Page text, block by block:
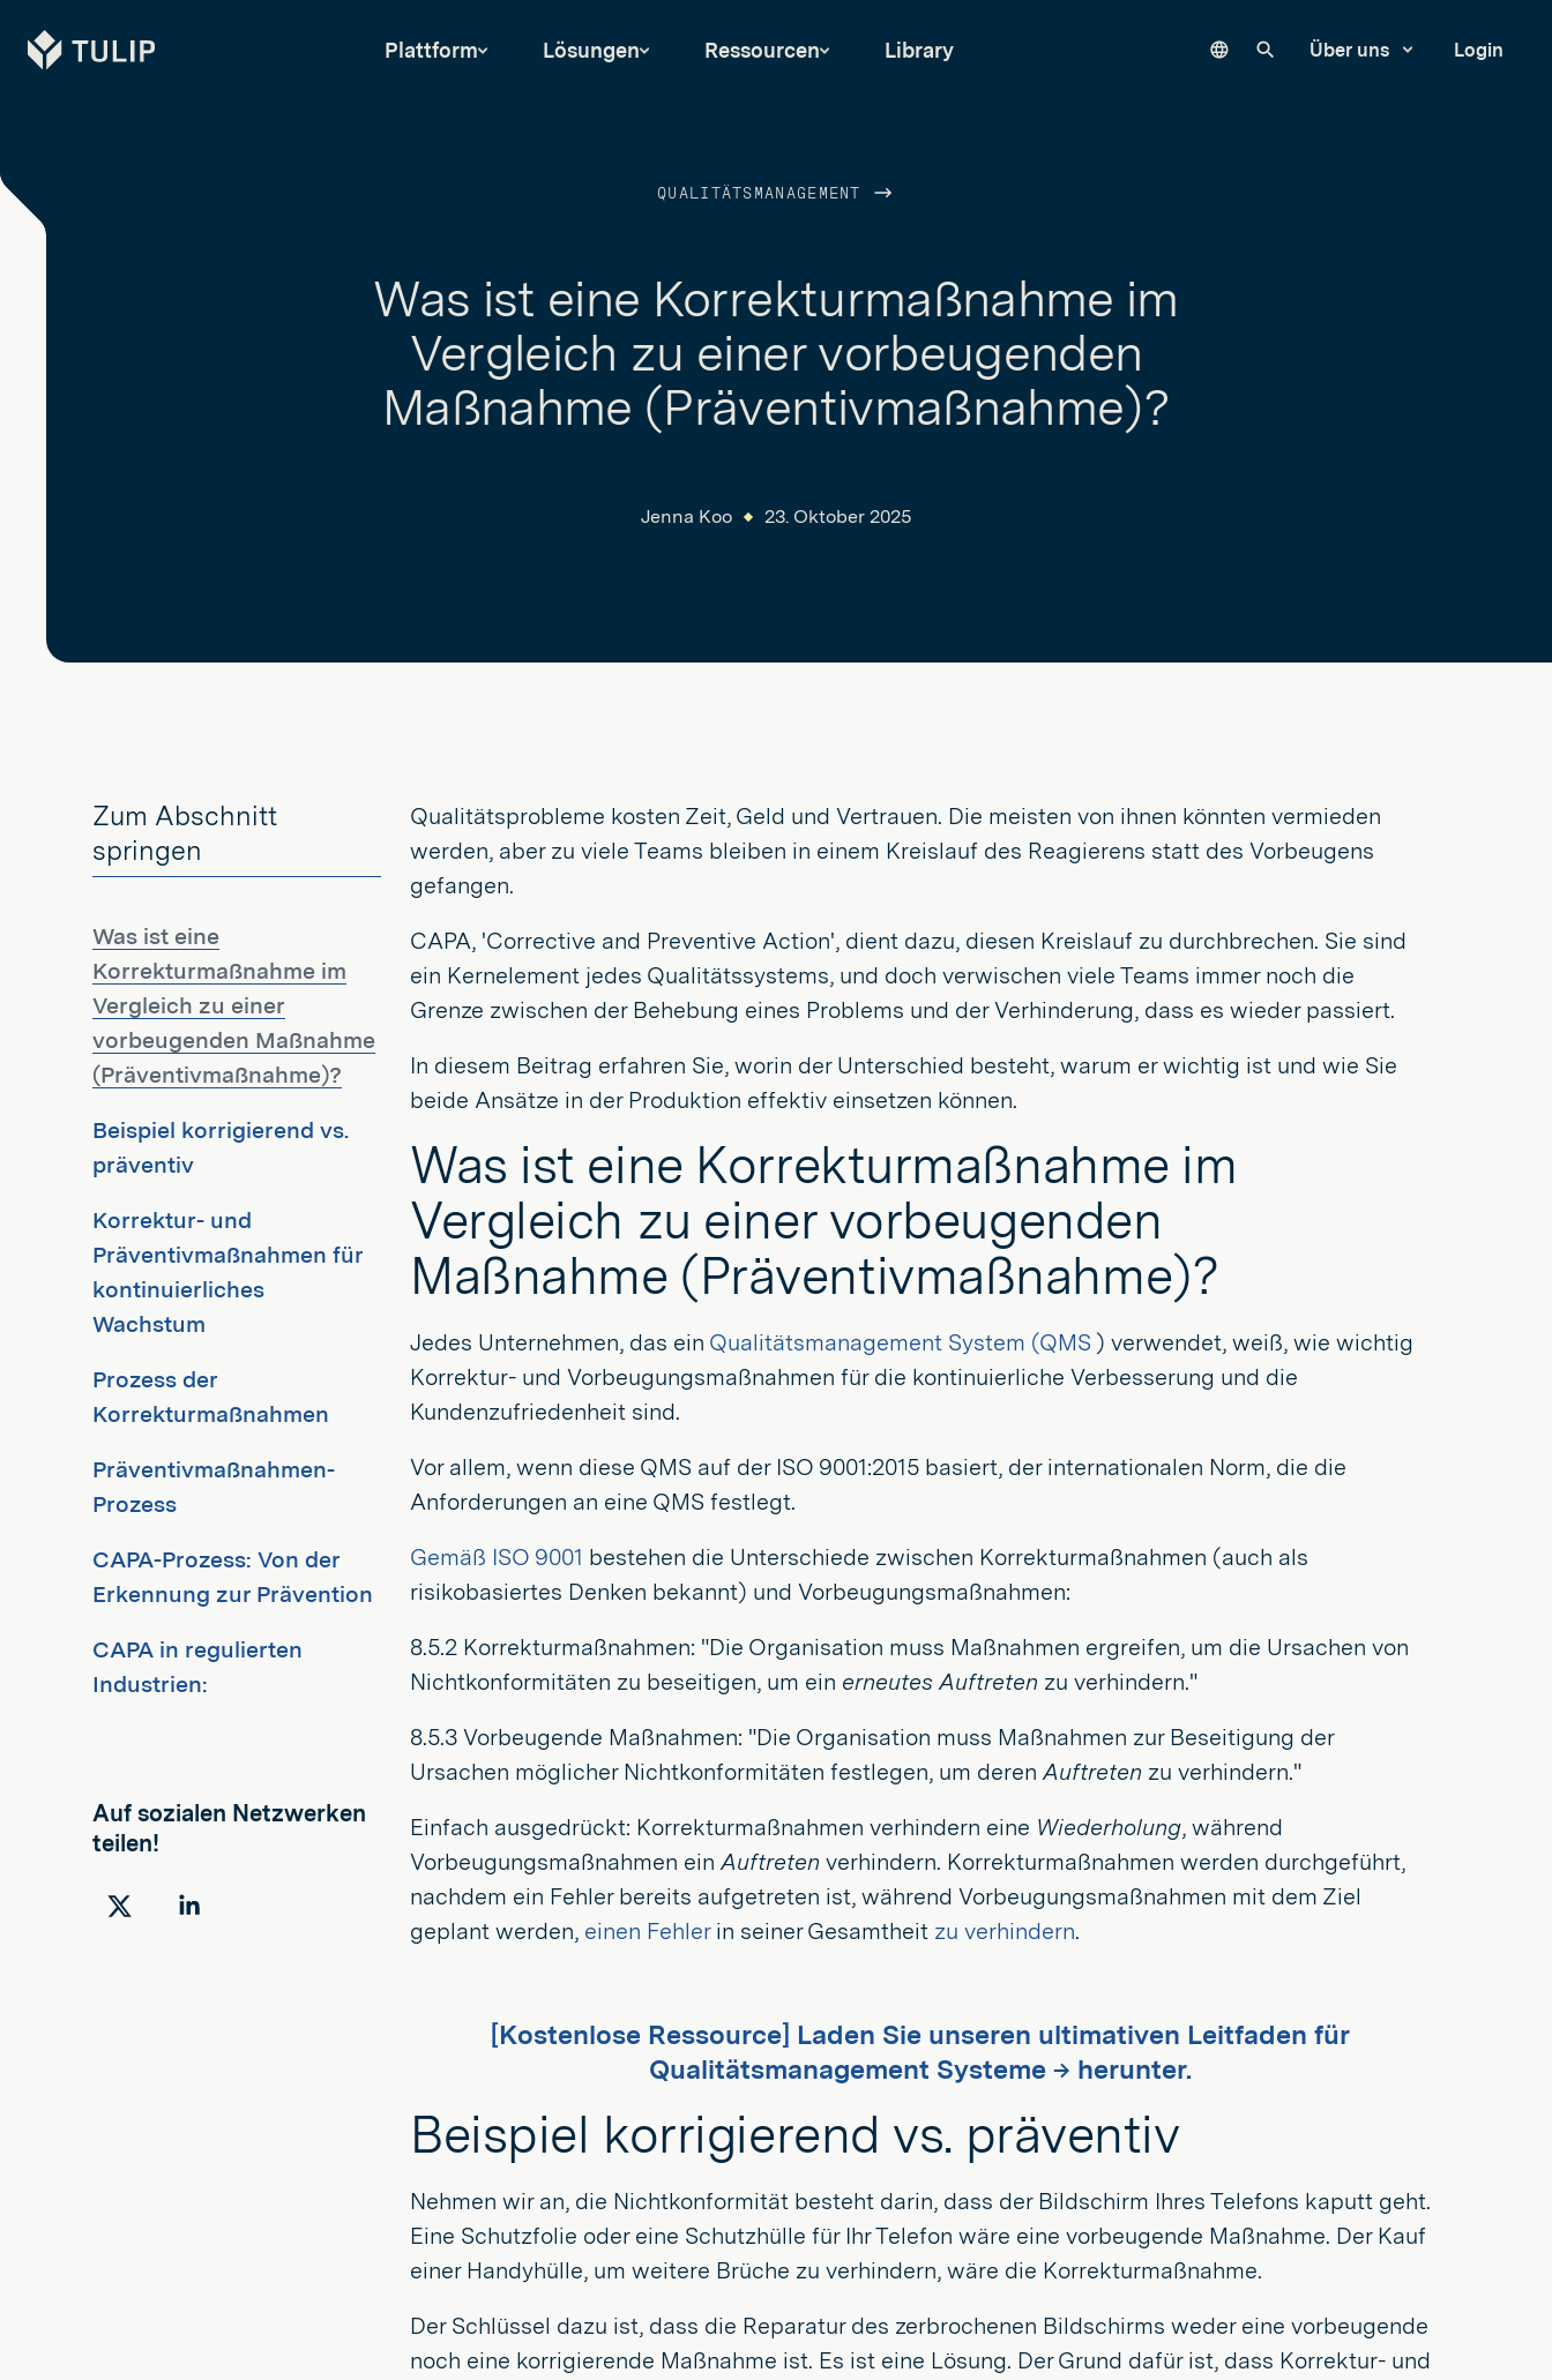
Tulip Plattform Lösungen Ressourcen Library LanguageUnsere Website durchsuchen
Über uns Login
QUALITÄTSMANAGEMENT
Was ist eine Korrekturmaßnahme im
Vergleich zu einer vorbeugenden
Maßnahme (Präventivmaßnahme)?
Jenna Koo 23. Oktober 2025
Zum Abschnitt
springen
Was ist eine
Korrekturmaßnahme im
Vergleich zu einer
vorbeugenden Maßnahme
(Präventivmaßnahme)?
Beispiel korrigierend vs.
präventiv
Korrektur- und
Präventivmaßnahmen für
kontinuierliches
Wachstum
Prozess der
Korrekturmaßnahmen
Präventivmaßnahmen-
Prozess
CAPA-Prozess: Von der
Erkennung zur Prävention
CAPA in regulierten
Industrien:
Auf sozialen Netzwerken
teilen!
Auf
Auf
Qualitätsprobleme kosten Zeit, Geld und Vertrauen. Die meisten von ihnen könnten vermieden
werden, aber zu viele Teams bleiben in einem Kreislauf des Reagierens statt des Vorbeugens
gefangen.
CAPA, 'Corrective and Preventive Action', dient dazu, diesen Kreislauf zu durchbrechen. Sie sind
ein Kernelement jedes Qualitätssystems, und doch verwischen viele Teams immer noch die
Grenze zwischen der Behebung eines Problems und der Verhinderung, dass es wieder passiert.
In diesem Beitrag erfahren Sie, worin der Unterschied besteht, warum er wichtig ist und wie Sie
beide Ansätze in der Produktion effektiv einsetzen können.
Was ist eine Korrekturmaßnahme im
Vergleich zu einer vorbeugenden
Maßnahme (Präventivmaßnahme)?
Jedes Unternehmen, das ein Qualitätsmanagement System (QMS ) verwendet, weiß, wie wichtig
Korrektur- und Vorbeugungsmaßnahmen für die kontinuierliche Verbesserung und die
Kundenzufriedenheit sind.
Vor allem, wenn diese QMS auf der ISO 9001:2015 basiert, der internationalen Norm, die die
Anforderungen an eine QMS festlegt.
Gemäß ISO 9001 bestehen die Unterschiede zwischen Korrekturmaßnahmen (auch als
risikobasiertes Denken bekannt) und Vorbeugungsmaßnahmen:
8.5.2 Korrekturmaßnahmen: "Die Organisation muss Maßnahmen ergreifen, um die Ursachen von
Nichtkonformitäten zu beseitigen, um ein erneutes Auftreten zu verhindern."
8.5.3 Vorbeugende Maßnahmen: "Die Organisation muss Maßnahmen zur Beseitigung der
Ursachen möglicher Nichtkonformitäten festlegen, um derenAuftreten zu verhindern."
Einfach ausgedrückt: Korrekturmaßnahmen verhindern eine Wiederholung, während
Vorbeugungsmaßnahmen einAuftreten verhindern. Korrekturmaßnahmen werden durchgeführt,
nachdem ein Fehler bereits aufgetreten ist, während Vorbeugungsmaßnahmen mit dem Ziel
geplant werden, einen Fehlerin seiner Gesamtheit zu verhindern.
[Kostenlose Ressource] Laden Sie unseren ultimativen Leitfaden für
Qualitätsmanagement Systeme → herunter.
Beispiel korrigierend vs. präventiv
Nehmen wir an, die Nichtkonformität besteht darin, dass der Bildschirm Ihres Telefons kaputt geht.
Eine Schutzfolie oder eine Schutzhülle für Ihr Telefon wäre eine vorbeugende Maßnahme. Der Kauf
einer Handyhülle, um weitere Brüche zu verhindern, wäre die Korrekturmaßnahme.
Der Schlüssel dazu ist, dass die Reparatur des zerbrochenen Bildschirms weder eine vorbeugende
noch eine korrigierende Maßnahme ist. Es ist eine Lösung. Der Grund dafür ist, dass Korrektur- und